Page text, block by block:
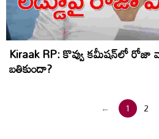
Kiraak RP: కొవ్వు కమీషన్‌లో రోజా
బతికుందా?
← 1 2